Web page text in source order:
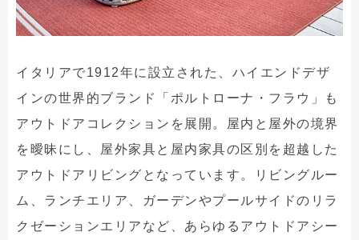
イタリアで1912年に設立された、ハイエンドデザ
インの世界的ブランド「ポルトローナ・フラウ」も
アウトドアコレクションを展開。屋内と屋外の境界
を曖昧にし、屋外家具と屋内家具の区別を超越した
アウトドアリビングとなっています。リビングルー
ム、ランチエリア、ガーデンやプールサイドのリラ
クゼーションエリアなど、あらゆるアウトドアシー